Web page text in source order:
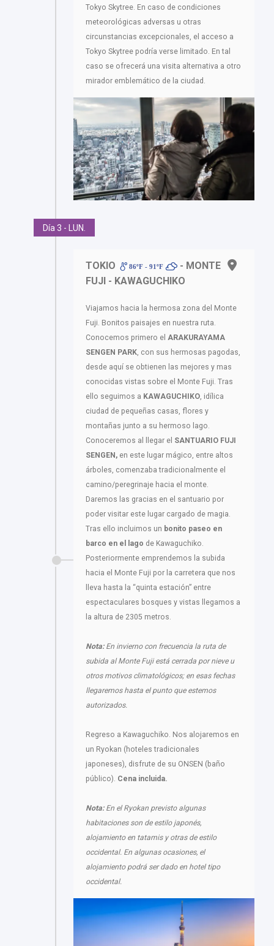
Tokyo Skytree. En caso de condiciones
meteorológicas adversas u otras
circunstancias excepcionales, el acceso a
Tokyo Skytree podría verse limitado. En tal
caso se ofrecerá una visita alternativa a otro
mirador emblemático de la ciudad.
Día 3 - LUN.
TOKIO 86ºF - 91ºF
- MONTE
FUJI - KAWAGUCHIKO
Viajamos hacia la hermosa zona del Monte
Fuji. Bonitos paisajes en nuestra ruta.
Conocemos primero el ARAKURAYAMA
SENGEN PARK, con sus hermosas pagodas,
desde aquí se obtienen las mejores y mas
conocidas vistas sobre el Monte Fuji. Tras
ello seguimos a KAWAGUCHIKO, idílica
ciudad de pequeñas casas, flores y
montañas junto a su hermoso lago.
Conoceremos al llegar el SANTUARIO FUJI
SENGEN, en este lugar mágico, entre altos
árboles, comenzaba tradicionalmente el
camino/peregrinaje hacia el monte.
Daremos las gracias en el santuario por
poder visitar este lugar cargado de magia.
Tras ello incluimos un bonito paseo en
barco en el lago de Kawaguchiko.
Posteriormente emprendemos la subida
hacia el Monte Fuji por la carretera que nos
lleva hasta la “quinta estación” entre
espectaculares bosques y vistas llegamos a
la altura de 2305 metros.
Nota: En invierno con frecuencia la ruta de
subida al Monte Fuji está cerrada por nieve u
otros motivos climatológicos; en esas fechas
llegaremos hasta el punto que estemos
autorizados.
Regreso a Kawaguchiko. Nos alojaremos en
un Ryokan (hoteles tradicionales
japoneses), disfrute de su ONSEN (baño
público). Cena incluida.
Nota:En el Ryokan previsto algunas
habitaciones son de estilo japonés,
alojamiento en tatamis y otras de estilo
occidental. En algunas ocasiones, el
alojamiento podrá ser dado en hotel tipo
occidental.